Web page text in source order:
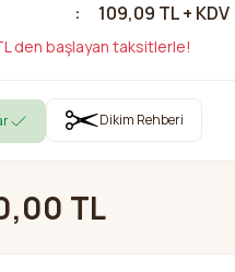
109,09 TL + KDV
den başlayan taksitlerle!
Dikim Rehberi
TL